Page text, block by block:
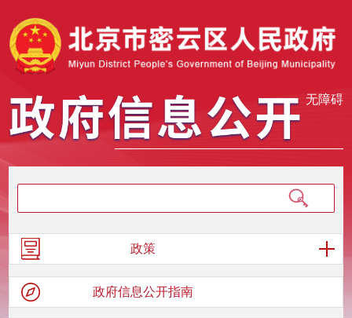
无障碍
政策
政府信息公开指南